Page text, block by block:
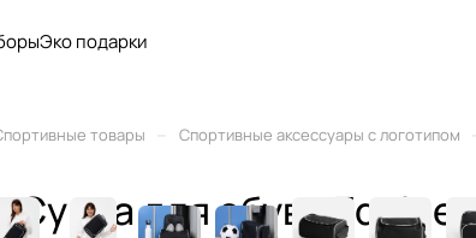
Эко подарки
товары Спортивные аксессуары с логотипом
Сумка для обуви Equipex